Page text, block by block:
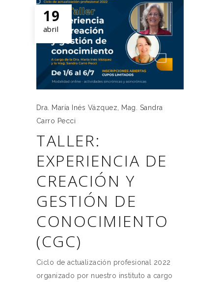
19
abril
Dra. María Inés Vázquez, Mag. Sandra
Carro Pecci
TALLER:
EXPERIENCIA DE
CREACIÓN Y
GESTIÓN DE
CONOCIMIENTO
(CGC)
Ciclo de actualización profesional 2022
organizado por nuestro instituto a cargo